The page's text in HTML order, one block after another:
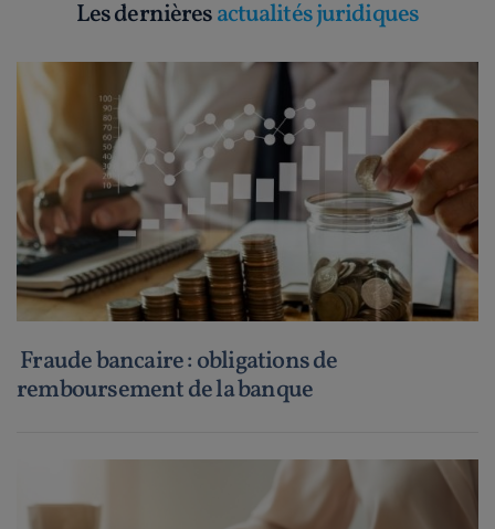
Les dernièresactualités juridiques
Fraude bancaire : obligations de
remboursement de la banque